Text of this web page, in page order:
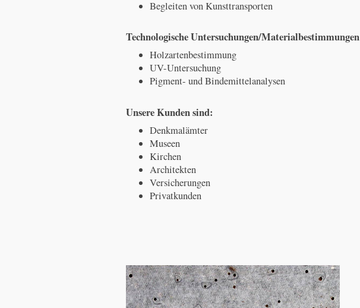
Begleiten von Kunsttransporten
Technologische Untersuchungen/Materialbestimmungen
Holzartenbestimmung
UV-Untersuchung
Pigment- und Bindemittelanalysen
Unsere Kunden sind:
Denkmalämter
Museen
Kirchen
Architekten
Versicherungen
Privatkunden